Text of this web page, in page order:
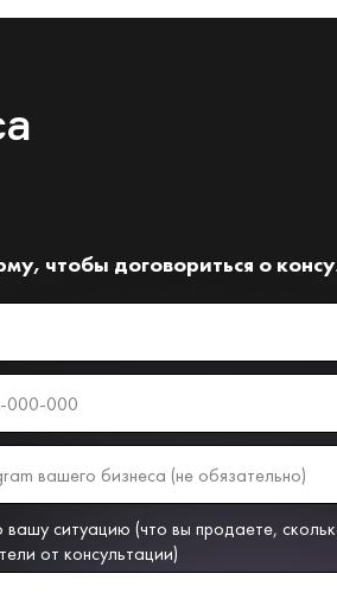
чтобы договориться о
ситуацию (что вы продаете,
от консультации)